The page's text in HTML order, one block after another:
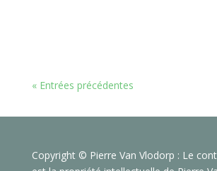
« Entrées précédentes
Copyright © Pierre Van Vlodorp : Le